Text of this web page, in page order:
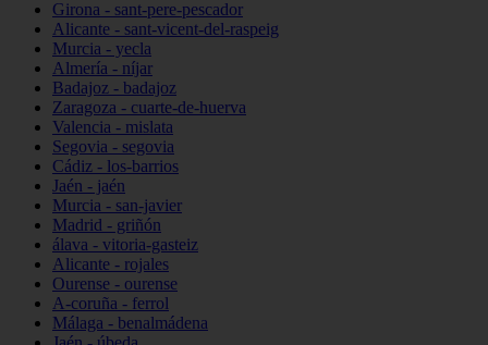
Girona - sant-pere-pescador
Alicante - sant-vicent-del-raspeig
Murcia - yecla
Almería - níjar
Badajoz - badajoz
Zaragoza - cuarte-de-huerva
Valencia - mislata
Segovia - segovia
Cádiz - los-barrios
Jaén - jaén
Murcia - san-javier
Madrid - griñón
álava - vitoria-gasteiz
Alicante - rojales
Ourense - ourense
A-coruña - ferrol
Málaga - benalmádena